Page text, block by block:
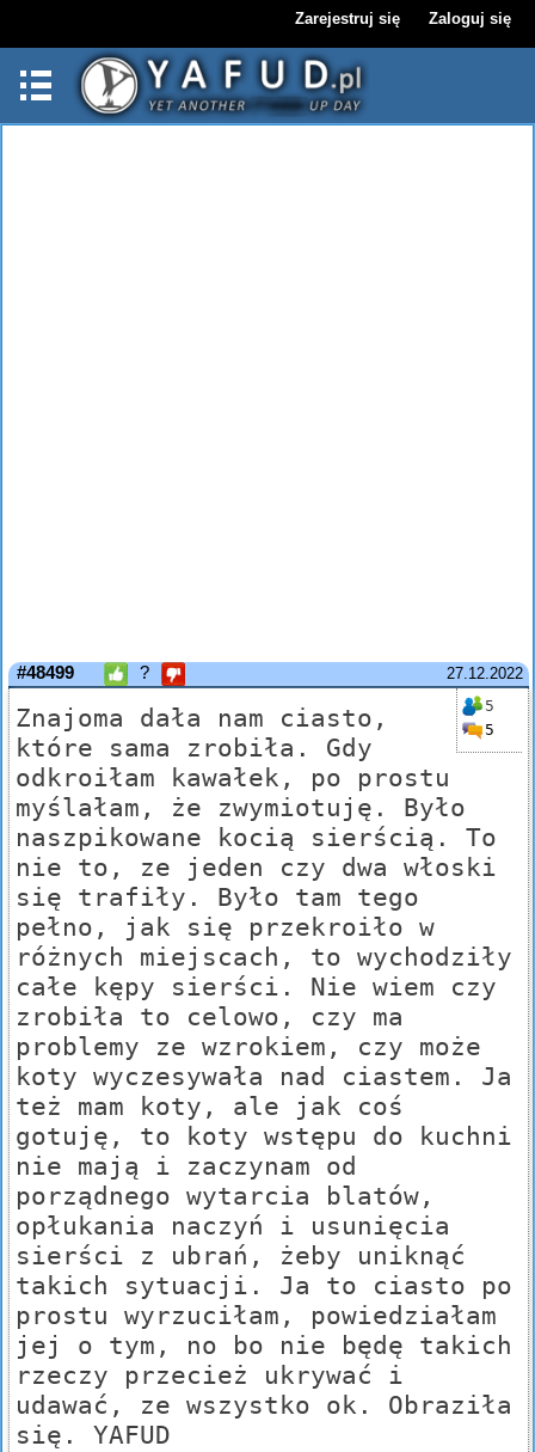
Zarejestruj się Zaloguj się
27.12.2022
#48499 ?
5
5
Znajoma dała nam ciasto,
które sama zrobiła. Gdy
odkroiłam kawałek, po prostu
myślałam, że zwymiotuję. Było
naszpikowane kocią sierścią. To
nie to, ze jeden czy dwa włoski
się trafiły. Było tam tego
pełno, jak się przekroiło w
różnych miejscach, to wychodziły
całe kępy sierści. Nie wiem czy
zrobiła to celowo, czy ma
problemy ze wzrokiem, czy może
koty wyczesywała nad ciastem. Ja
też mam koty, ale jak coś
gotuję, to koty wstępu do kuchni
nie mają i zaczynam od
porządnego wytarcia blatów,
opłukania naczyń i usunięcia
sierści z ubrań, żeby uniknąć
takich sytuacji. Ja to ciasto po
prostu wyrzuciłam, powiedziałam
jej o tym, no bo nie będę takich
rzeczy przecież ukrywać i
udawać, ze wszystko ok. Obraziła
się. YAFUD